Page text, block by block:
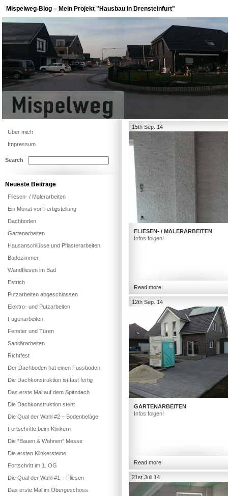
Mispelweg-Blog – Mein Projekt "Hausbau in Drensteinfurt"
15th Sep. 14
FLIESEN- / MALERARBEITEN
Infos folgen!
Read more
12th Sep. 14
GARTENARBEITEN
Infos folgen!
Read more
21st Juli 14
Über mich
Impressum
Search
Neueste Beiträge
Fliesen- / Malerarbeiten
Ein Monat vor Fertigstellung
Dachboden
Gartenarbeiten
Hausanschlüsse und Pflasterarbeiten
Badezimmer
Wandfliesen im Bad
Estrich
Putzarbeiten abgeschlossen
Elektro- und Putzarbeiten
Fugenarbeiten
Fenster und Türen
Sanitärarbeiten
Richtfest
Der Dachboden hat einen Fussboden
Die Dachkonstruktion ist fast fertig
Das erste Mal auf dem Spitzdach
Die Dachkonstruktion steht
Die Qual der Wahl #2 – Bodenbeläge
Fortschritte beim Klinkern
Die “Bauen & Wohnen” Messe
Die ersten Klinkersteine
Fortschritt im 1. OG
Die Qual der Wahl #1 – Fliesen
Das erste Mal im Obergeschoss